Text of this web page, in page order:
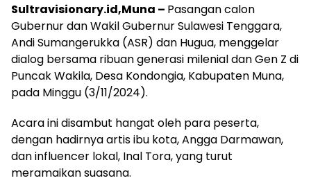
Sultravisionary.id,Muna – Pasangan calon
Gubernur dan Wakil Gubernur Sulawesi Tenggara,
Andi Sumangerukka (ASR) dan Hugua, menggelar
dialog bersama ribuan generasi milenial dan Gen Z di
Puncak Wakila, Desa Kondongia, Kabupaten Muna,
pada Minggu (3/11/2024).
Acara ini disambut hangat oleh para peserta,
dengan hadirnya artis ibu kota, Angga Darmawan,
dan influencer lokal, Inal Tora, yang turut
meramaikan suasana.